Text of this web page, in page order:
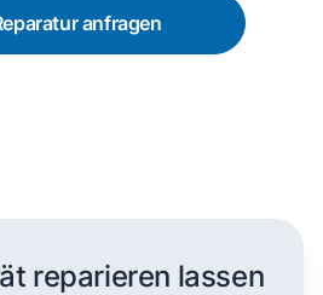
anfragen
reparieren lassen